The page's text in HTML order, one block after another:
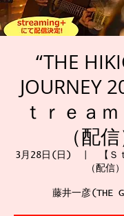
“THE
JOURNEY
ｔｒｅａ
（配信
3月28日(日)
【Ｓ
（配信）
藤井一彦(THE